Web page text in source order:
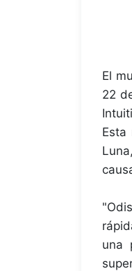
El
22
Esta
una